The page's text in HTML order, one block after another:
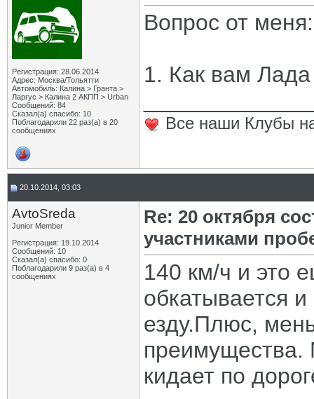
Регистрация: 28.06.2014
Адрес: Москва/Тольятти
Автомобиль: Калина > Гранта >
Ларгус > Калина 2 АКПП > Urban
Сообщений: 84
Сказал(а) спасибо: 10
Поблагодарили 22 раз(а) в 20
сообщениях
Вопрос от меня:
1. Как вам
Все наши Клубы
20.10.2014, 03:03
AvtoSreda
Junior Member
Регистрация: 19.10.2014
Сообщений: 10
Сказал(а) спасибо: 0
Поблагодарили 9 раз(а) в 4
сообщениях
Re: 20 октября
участниками
140 км/ч и это
обкатывается
езду.Плюс,
кидает по